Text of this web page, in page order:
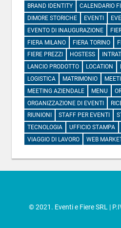
BRAND IDENTITY
CALENDARIO
DIMORE STORICHE
EVENTI
EVENTO DI INAUGURAZIONE
FIERA MILANO
FIERA TORINO
FIERE PREZZI
HOSTESS
LANCIO PRODOTTO
LOCATION
LOGISTICA
MATRIMONIO
MEETING AZIENDALE
MENU
ORGANIZZAZIONE DI EVENTI
RIUNIONI
STAFF PER EVENTI
TECNOLOGIA
UFFICIO STAMPA
VIAGGIO DI LAVORO
WEB
© 2021. Eventi e Fiere SRL |